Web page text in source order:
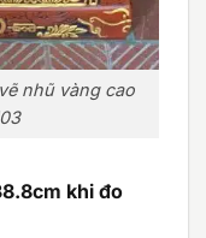
nhũ vàng cao
khi đo